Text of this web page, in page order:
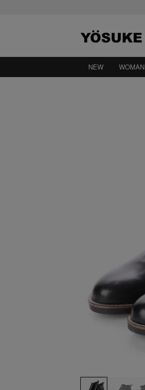
NEW WOMAN